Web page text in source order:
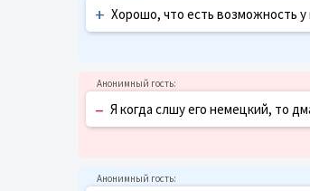
+ Хорошо, что есть возможность у
– Я когда слшу его немецкий, то